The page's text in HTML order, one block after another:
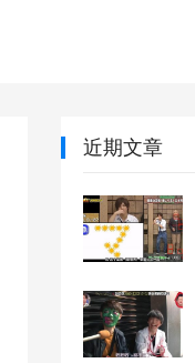
近期文章